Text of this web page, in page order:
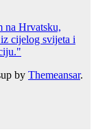
by Themeansar.